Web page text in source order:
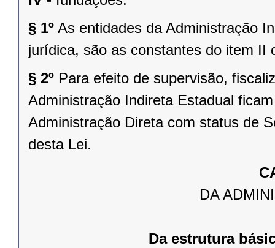
§ 1º As entidades da Administração
jurídica, são as constantes do item II
§ 2º Para efeito de supervisão,
Administração Indireta Estadual
Administração Direta com status de
desta Lei.
DA
Da estrutura